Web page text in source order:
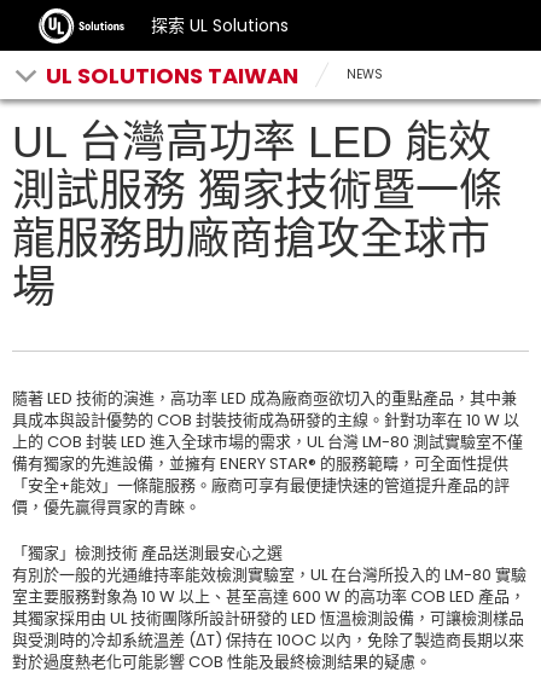
探索 UL Solutions
UL SOLUTIONS TAIWAN NEWS
UL 台灣高功率 LED 能效
測試服務 獨家技術暨一條
龍服務助廠商搶攻全球市
場
隨著 LED 技術的演進，高功率 LED 成為廠商亟欲切入的重點產品，其中兼
具成本與設計優勢的 COB 封裝技術成為研發的主線。針對功率在 10 W 以
上的 COB 封裝 LED 進入全球市場的需求，UL 台灣 LM-80 測試實驗室不僅
備有獨家的先進設備，並擁有 ENERY STAR® 的服務範疇，可全面性提供
「安全+能效」一條龍服務。廠商可享有最便捷快速的管道提升產品的評
價，優先贏得買家的青睞。
「獨家」檢測技術 產品送測最安心之選
有別於一般的光通維持率能效檢測實驗室，UL 在台灣所投入的 LM-80 實驗
室主要服務對象為 10 W 以上、甚至高達 600 W 的高功率 COB LED 產品，
其獨家採用由 UL 技術團隊所設計研發的 LED 恆溫檢測設備，可讓檢測樣品
與受測時的冷却系統溫差 (ΔT) 保持在 10OC 以內，免除了製造商長期以來
對於過度熱老化可能影響 COB 性能及最終檢測結果的疑慮。